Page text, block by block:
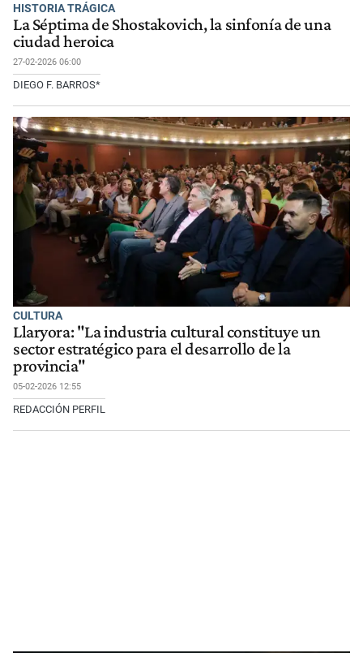
HISTORIA TRÁGICA
La Séptima de Shostakovich, la sinfonía de una
ciudad heroica
27-02-2026 06:00
DIEGO F. BARROS*
CULTURA
Llaryora: "La industria cultural constituye un
sector estratégico para el desarrollo de la
provincia"
05-02-2026 12:55
REDACCIÓN PERFIL